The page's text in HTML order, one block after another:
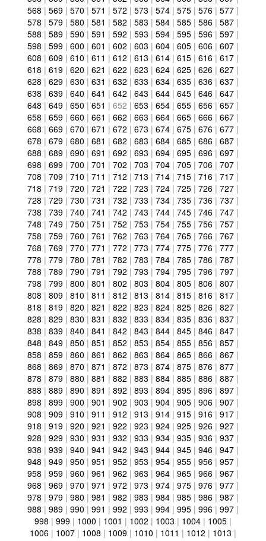
568 | 569 | 570 | 571 | 572 | 573 | 574 | 575 | 576 | 577 |
578 | 579 | 580 | 581 | 582 | 583 | 584 | 585 | 586 | 587 |
588 | 589 | 590 | 591 | 592 | 593 | 594 | 595 | 596 | 597 |
598 | 599 | 600 | 601 | 602 | 603 | 604 | 605 | 606 | 607 |
608 | 609 | 610 | 611 | 612 | 613 | 614 | 615 | 616 | 617 |
618 | 619 | 620 | 621 | 622 | 623 | 624 | 625 | 626 | 627 |
628 | 629 | 630 | 631 | 632 | 633 | 634 | 635 | 636 | 637 |
638 | 639 | 640 | 641 | 642 | 643 | 644 | 645 | 646 | 647 |
648 | 649 | 650 | 651 | 652 | 653 | 654 | 655 | 656 | 657 |
658 | 659 | 660 | 661 | 662 | 663 | 664 | 665 | 666 | 667 |
668 | 669 | 670 | 671 | 672 | 673 | 674 | 675 | 676 | 677 |
678 | 679 | 680 | 681 | 682 | 683 | 684 | 685 | 686 | 687 |
688 | 689 | 690 | 691 | 692 | 693 | 694 | 695 | 696 | 697 |
698 | 699 | 700 | 701 | 702 | 703 | 704 | 705 | 706 | 707 |
708 | 709 | 710 | 711 | 712 | 713 | 714 | 715 | 716 | 717 |
718 | 719 | 720 | 721 | 722 | 723 | 724 | 725 | 726 | 727 |
728 | 729 | 730 | 731 | 732 | 733 | 734 | 735 | 736 | 737 |
738 | 739 | 740 | 741 | 742 | 743 | 744 | 745 | 746 | 747 |
748 | 749 | 750 | 751 | 752 | 753 | 754 | 755 | 756 | 757 |
758 | 759 | 760 | 761 | 762 | 763 | 764 | 765 | 766 | 767 |
768 | 769 | 770 | 771 | 772 | 773 | 774 | 775 | 776 | 777 |
778 | 779 | 780 | 781 | 782 | 783 | 784 | 785 | 786 | 787 |
788 | 789 | 790 | 791 | 792 | 793 | 794 | 795 | 796 | 797 |
798 | 799 | 800 | 801 | 802 | 803 | 804 | 805 | 806 | 807 |
808 | 809 | 810 | 811 | 812 | 813 | 814 | 815 | 816 | 817 |
818 | 819 | 820 | 821 | 822 | 823 | 824 | 825 | 826 | 827 |
828 | 829 | 830 | 831 | 832 | 833 | 834 | 835 | 836 | 837 |
838 | 839 | 840 | 841 | 842 | 843 | 844 | 845 | 846 | 847 |
848 | 849 | 850 | 851 | 852 | 853 | 854 | 855 | 856 | 857 |
858 | 859 | 860 | 861 | 862 | 863 | 864 | 865 | 866 | 867 |
868 | 869 | 870 | 871 | 872 | 873 | 874 | 875 | 876 | 877 |
878 | 879 | 880 | 881 | 882 | 883 | 884 | 885 | 886 | 887 |
888 | 889 | 890 | 891 | 892 | 893 | 894 | 895 | 896 | 897 |
898 | 899 | 900 | 901 | 902 | 903 | 904 | 905 | 906 | 907 |
908 | 909 | 910 | 911 | 912 | 913 | 914 | 915 | 916 | 917 |
918 | 919 | 920 | 921 | 922 | 923 | 924 | 925 | 926 | 927 |
928 | 929 | 930 | 931 | 932 | 933 | 934 | 935 | 936 | 937 |
938 | 939 | 940 | 941 | 942 | 943 | 944 | 945 | 946 | 947 |
948 | 949 | 950 | 951 | 952 | 953 | 954 | 955 | 956 | 957 |
958 | 959 | 960 | 961 | 962 | 963 | 964 | 965 | 966 | 967 |
968 | 969 | 970 | 971 | 972 | 973 | 974 | 975 | 976 | 977 |
978 | 979 | 980 | 981 | 982 | 983 | 984 | 985 | 986 | 987 |
988 | 989 | 990 | 991 | 992 | 993 | 994 | 995 | 996 | 997 |
998 | 999 | 1000 | 1001 | 1002 | 1003 | 1004 | 1005 |
1006 | 1007 | 1008 | 1009 | 1010 | 1011 | 1012 | 1013 |